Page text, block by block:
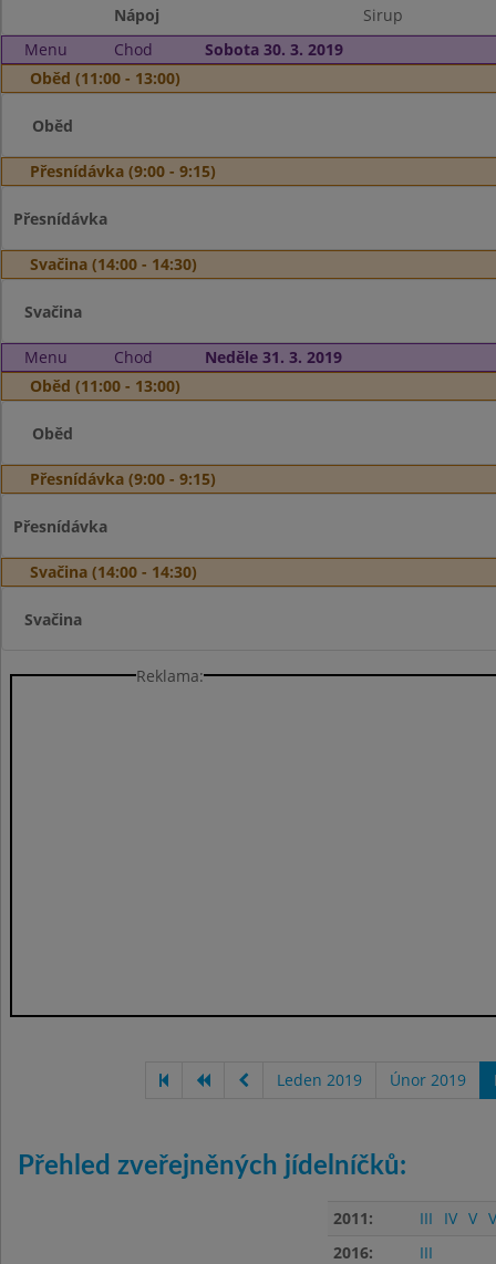
Nápoj
Sirup
Menu
Chod
Sobota 30. 3. 2019
Oběd (11:00 - 13:00)
Oběd
Přesnídávka (9:00 - 9:15)
Přesnídávka
Svačina (14:00 - 14:30)
Svačina
Menu Chod
Neděle 31. 3. 2019
Oběd (11:00 - 13:00)
Oběd
Přesnídávka (9:00 - 9:15)
Přesnídávka
Svačina (14:00 - 14:30)
Svačina
Reklama:
Leden 2019 Únor 2019
Přehled zveřejněných jídelníčků:
2011: III IV V
2016:
III